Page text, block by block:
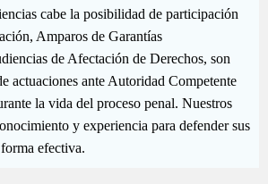
cabe la posibilidad de participación
Amparos de Garantías
de Afectación de Derechos, son
actuaciones ante Autoridad Competente
la vida del proceso penal. Nuestros
y experiencia para defender sus
efectiva.